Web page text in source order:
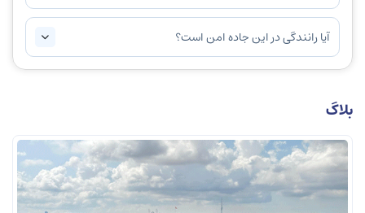
آیا رانندگی در این جاده امن است؟
بلاگ